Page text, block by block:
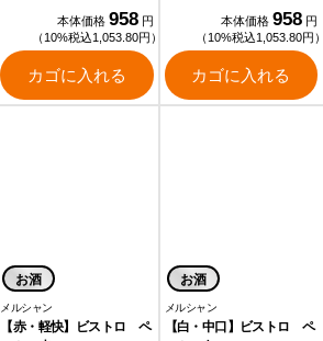
本体価格 958 円
（10%税込1,053.80円）
カゴに入れる
本体価格 958 円
（10%税込1,053.80円
カゴに入れる
お酒
メルシャン
【赤・軽快】ビストロ ペ
お酒
メルシャン
【白・中口】ビストロ ペ